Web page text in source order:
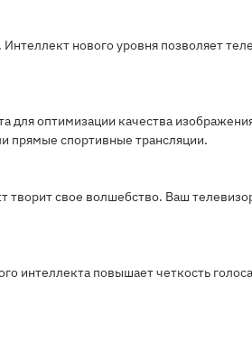
нового уровня позволяет
оптимизации качества
прямые спортивные трансляции.
свое волшебство. Ваш
интеллекта повышает четкость